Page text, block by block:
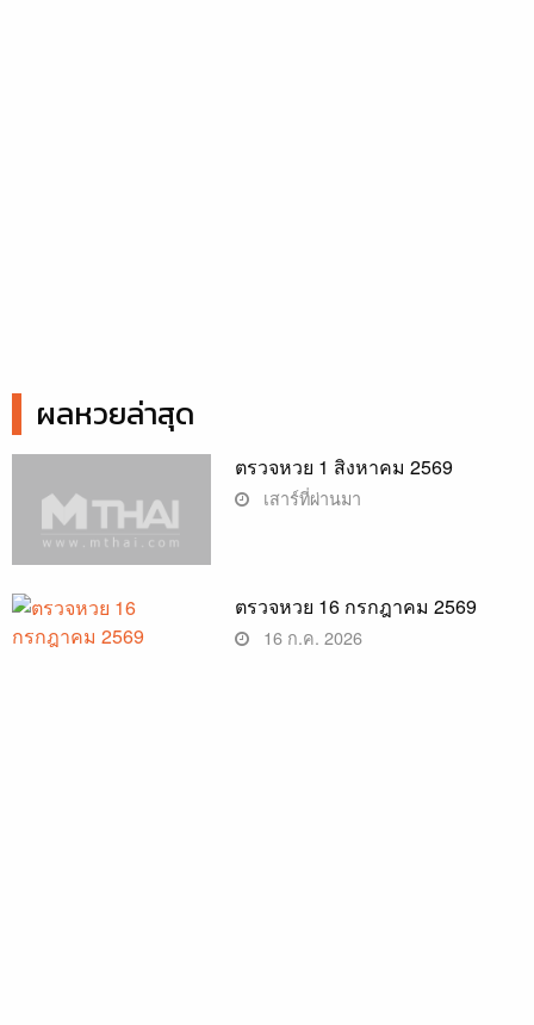
ผลหวยล่าสุด
ตรวจหวย 1 สิงหาคม 2569
เสาร์ที่ผ่านมา
ตรวจหวย 16 กรกฎาคม 2569
16 ก.ค. 2026